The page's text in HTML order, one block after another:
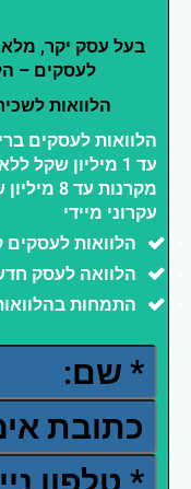
בעל עסק יקר,
לעסקים –
הלוואות
הלוואות לעסקים
עד 1 מיליון
מקרנות
עקרוני מיידי
הלוואות לעסקים
הלוואה לעסק
התמחות